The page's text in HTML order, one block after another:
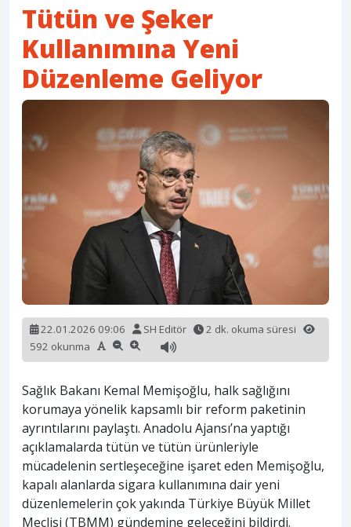
Tütün ve Şeker
Kullanımına Yeni
Düzenleme Geliyor
22.01.2026 09:06 SH Editör
2 dk. okuma süresi
592 okunma
Sağlık Bakanı Kemal Memişoğlu, halk sağlığını
korumaya yönelik kapsamlı bir reform paketinin
ayrıntılarını paylaştı. Anadolu Ajansı’na yaptığı
açıklamalarda tütün ve tütün ürünleriyle
mücadelenin sertleşeceğine işaret eden Memişoğlu,
kapalı alanlarda sigara kullanımına dair yeni
düzenlemelerin çok yakında Türkiye Büyük Millet
Meclisi (TBMM) gündemine geleceğini bildirdi.